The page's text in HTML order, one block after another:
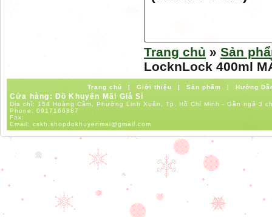
Trang chủ » Sản
LocknLock 400ml
Trang chủ | Giới thiệu | Sản phẩm | Hướng
Cửa hàng: Đồ Khuyến Mãi Giá Sỉ
Địa chỉ: 154 Hoàng Cầm, Phường Linh Xuân, Tp. Hồ Chí Minh - Gần ngã 3
Phone: 0917166887
Fax:
Email: cskh.shopdokhuyenmai@gmail.com